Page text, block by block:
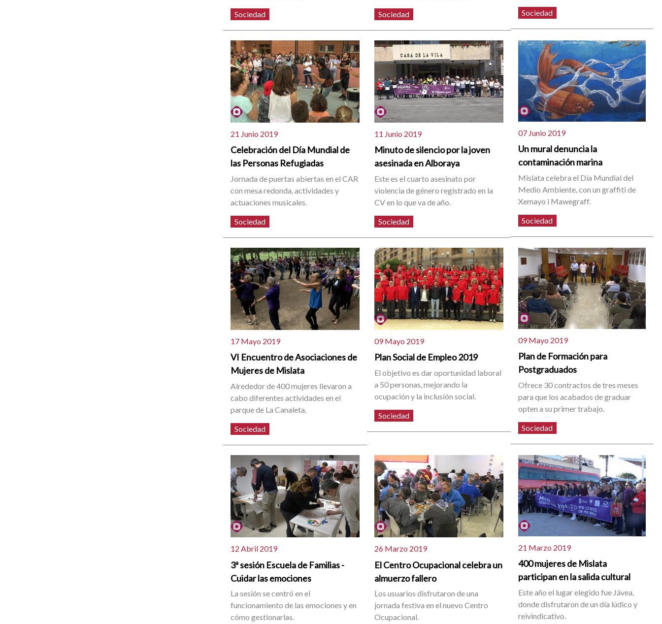
Sociedad Sociedad Sociedad
21 Junio 2019
Celebración del Día Mundial de
las Personas Refugiadas
Jornada de puertas abiertas en el CAR
con mesa redonda, actividades y
actuaciones musicales.
Sociedad
11 Junio 2019
Minuto de silencio por la joven
asesinada en Alboraya
Este es el cuarto asesinato por
violencia de género registrado en la
CV en lo que va de año.
Sociedad
07 Junio 2019
Un mural denuncia la
contaminación marina
Mislata celebra el Día Mundial del
Medio Ambiente, con un graffiti de
Xemayo i Mawegraff.
Sociedad
17 Mayo 2019
VI Encuentro de Asociaciones de
Mujeres de Mislata
Alrededor de 400 mujeres llevaron a
cabo diferentes actividades en el
parque de La Canaleta.
Sociedad
09 Mayo 2019
Plan Social de Empleo 2019
El objetivo es dar oportunidad laboral
a 50 personas, mejorando la
ocupación y la inclusión social.
Sociedad
09 Mayo 2019
Plan de Formación para
Postgraduados
Ofrece 30 contractos de tres meses
para que los acabados de graduar
opten a su primer trabajo.
Sociedad
12 Abril 2019
3ª sesión Escuela de Familias -
Cuidar las emociones
La sesión se centró en el
funcionamiento de las emociones y en
cómo gestionarlas.
26 Marzo 2019
El Centro Ocupacional celebra un
almuerzo fallero
Los usuarios disfrutaron de una
jornada festiva en el nuevo Centro
Ocupacional.
21 Marzo 2019
400 mujeres de Mislata
participan en la salida cultural
Este año el lugar elegido fue Jávea,
donde disfrutaron de un día lúdico y
reivindicativo.